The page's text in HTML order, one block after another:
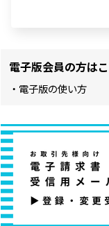
電子版会員の方は
・電子版の使い方